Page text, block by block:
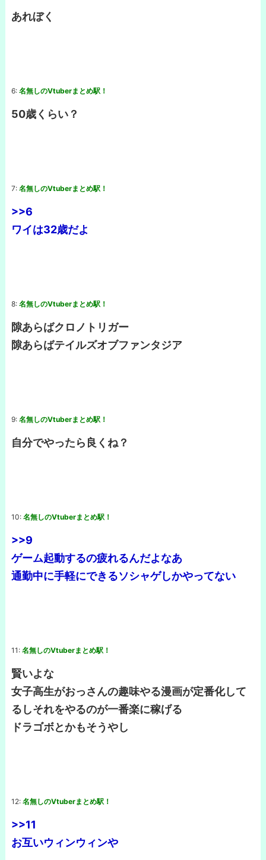
あれぼく
6: 名無しのVtuberまとめ駅！
50歳くらい？
7: 名無しのVtuberまとめ駅！
>>6
ワイは32歳だよ
8: 名無しのVtuberまとめ駅！
隙あらばクロノトリガー
隙あらばテイルズオブファンタジア
9: 名無しのVtuberまとめ駅！
自分でやったら良くね？
10: 名無しのVtuberまとめ駅！
>>9
ゲーム起動するの疲れるんだよなあ
通勤中に手軽にできるソシャゲしかやってない
11: 名無しのVtuberまとめ駅！
賢いよな
女子高生がおっさんの趣味やる漫画が定番化して
るしそれをやるのが一番楽に稼げる
ドラゴボとかもそうやし
12: 名無しのVtuberまとめ駅！
>>11
お互いウィンウィンや